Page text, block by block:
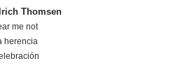
Thomsen
me not
herencia